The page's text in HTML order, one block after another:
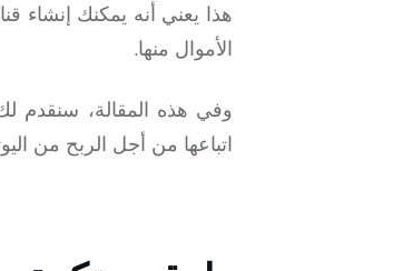
هذا يعني أنه يمكنك إنشاء
الأموال منها.
وفي هذه المقالة، سنقدم لك
اتباعها من أجل الربح من